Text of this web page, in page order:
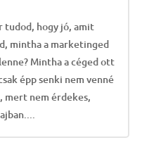
tudod, hogy jó, amit
mintha a marketinged
Mintha a céged ott
épp senki nem venné
mert nem érdekes,